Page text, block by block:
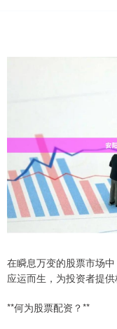
在瞬息万变的股票市场
应运而生，为投资者提
**何为股票配资？**